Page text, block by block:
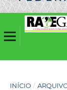
INÍCIO /